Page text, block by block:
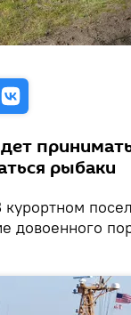
рыбаки
курортном
довоенного